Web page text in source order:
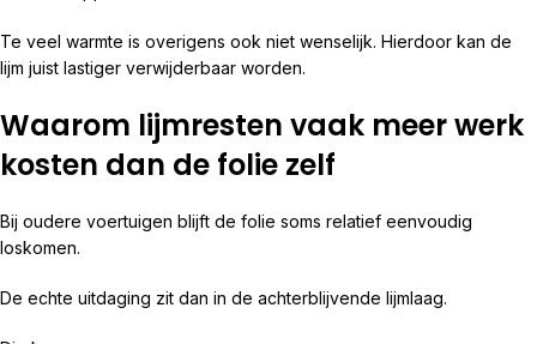
Te veel warmte is overigens ook niet wenselijk. Hierdoor kan de
lijm juist lastiger verwijderbaar worden.
Waarom lijmresten vaak meer werk
kosten dan de folie zelf
Bij oudere voertuigen blijft de folie soms relatief eenvoudig
loskomen.
De echte uitdaging zit dan in de achterblijvende lijmlaag.